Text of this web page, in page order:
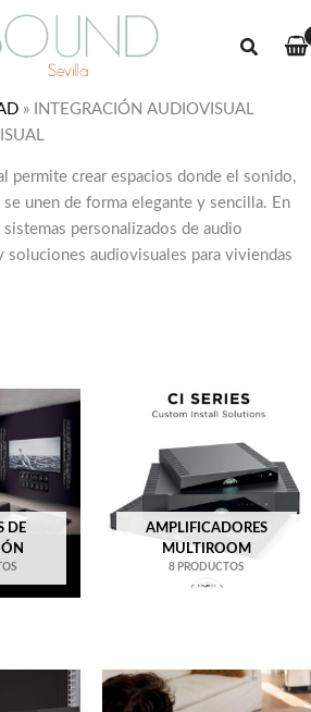
Buscar
»
INTEGRACIÓN AUDIOVISUAL
permite crear espacios donde el sonido,
unen de forma elegante y sencilla. En
personalizados de audio
soluciones audiovisuales para viviendas
DE
AMPLIFICADORES
MULTIROOM
8 PRODUCTOS